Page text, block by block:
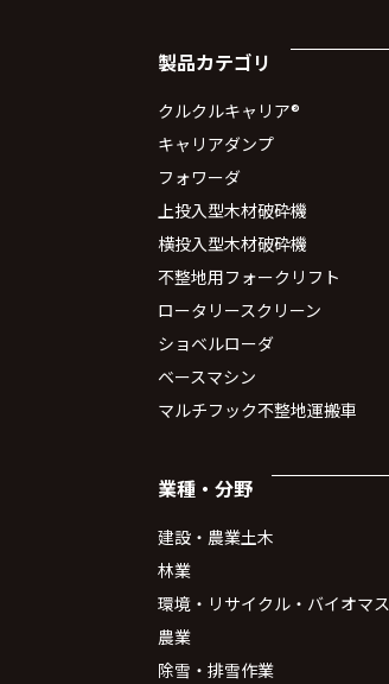
製品カテゴリ
クルクルキャリア®
キャリアダンプ
フォワーダ
上投入型木材破砕機
横投入型木材破砕機
不整地用フォークリフト
ロータリースクリーン
ショベルローダ
ベースマシン
マルチフック不整地運搬車
業種・分野
建設・農業土木
林業
環境・リサイクル・バイオマス
農業
除雪・排雪作業